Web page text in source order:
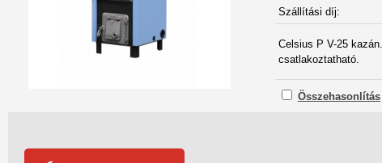
Szállítási díj:
Celsius P V-25
csatlakoztatható.
Összehasonlítás